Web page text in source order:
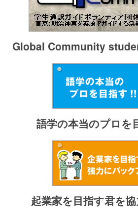
Global Community
語学の本当のプロを
起業家を目指す君を